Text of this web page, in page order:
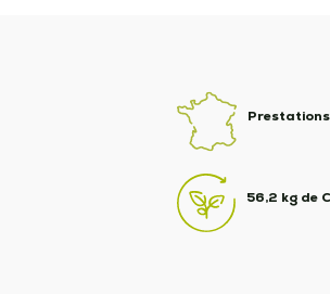
56,2 kg de